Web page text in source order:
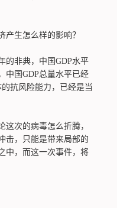
生怎么样的影响？
非典，中国GDP水平
中国GDP总量水平已经
抗风险能力，已经是当
次的病毒怎么折腾，
击，只能是带来局部的
中，而这一次事件，将